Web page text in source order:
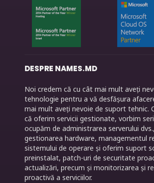
DESPRE NAMES.MD
Noi credem că cu cât mai mult aveți
tehnologie pentru a vă desfășura
mai mult aveți nevoie de suport tehnic.
că oferim servicii gestionate, vorbim
ocupăm de administrarea serverului
gestionarea hardware, managementul
sistemului de operare și oferim suport
preinstalat, patch-uri de securitate
actualizări, precum și monitorizarea și
proactivă a serviciilor.